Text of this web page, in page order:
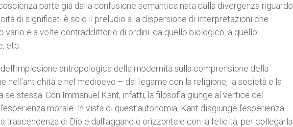
parte già dalla confusione semantica nata dalla divergenza riguardo
di significati è solo il preludio alla dispersione di interpretazioni che
vario e a volte contraddittorio di ordini: da quello biologico, a quello
etc.
antropologica della modernità sulla comprensione della
nell’antichità e nel medioevo – dal legame con la religione, la società e la
stessa. Con Immanuel Kant, infatti, la filosofia giunge al vertice del
morale. In vista di quest’autonomia, Kant disgiunge l’esperienza
trascendenza di Dio e dall’aggancio orizzontale con la felicità, per collegarla